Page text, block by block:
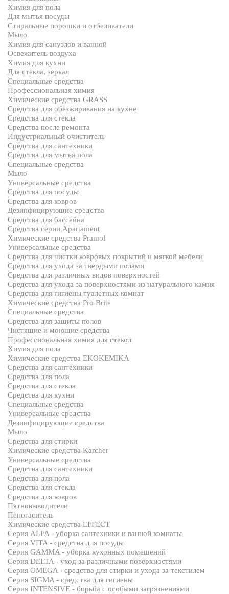
Химия для пола
Для мытья посуды
Стиральные порошки и отбеливатели
Мыло
Химия для санузлов и ванной
Освежитель воздуха
Химия для кухни
Для стекла, зеркал
Специальные средства
Профессиональная химия
Химические средства GRASS
Средства для обезжиривания на кухне
Средства для стекла
Средства после ремонта
Индустриальный очиститель
Средства для сантехники
Средства для мытья пола
Специальные средства
Мыло
Универсальные средства
Средства для посуды
Средства для ковров
Дезинфицирующие средства
Средства для бассейна
Средства серии Apartament
Химические средства Pramol
Универсальные средства
Средства для чистки ковровых покрытий и мягкой мебели
Средства для ухода за твердыми полами
Средства для различных видов поверхностей
Средства для ухода за поверхностями из натурального камня
Средства для гигиены туалетных комнат
Химические средства Pro Brite
Специальные средства
Средства для защиты полов
Чистящие и моющие средства
Профессиональная химия для стекол
Химия для пола
Химические средства EKOKEMIKA
Средства для сантехники
Средства для пола
Средства для стекла
Средства для кухни
Специальные средства
Универсальные средства
Дезинфицирующие средства
Мыло
Средства для стирки
Химические средства Karcher
Универсальные средства
Средства для сантехники
Средства для пола
Средства для стекла
Средства для ковров
Пятновыводители
Пеногаситель
Химические средства EFFECT
Серия ALFA - уборка сантехники и ванной комнаты
Серия VITA - средства для посуды
Серия GAMMA - уборка кухонных помещений
Серия DELTA - уход за различными поверхностями
Серия OMEGA - средства для стирки и ухода за текстилем
Серия SIGMA - средства для гигиены
Серия INTENSIVE - борьба с особыми загрязнениями